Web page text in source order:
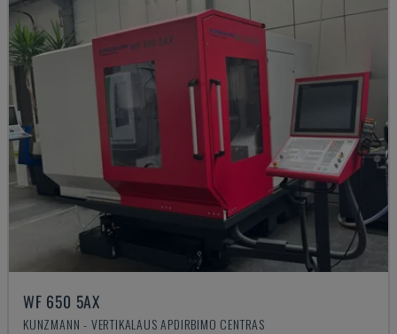
WF 650 5AX
KUNZMANN - VERTIKALAUS APDIRBIMO CENTRAS